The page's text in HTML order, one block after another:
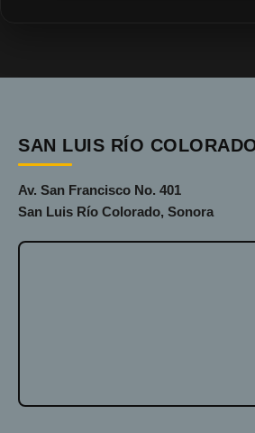
SAN LUIS RÍO
Av. San Francisco No. 401
San Luis Río Colorado, Sonora